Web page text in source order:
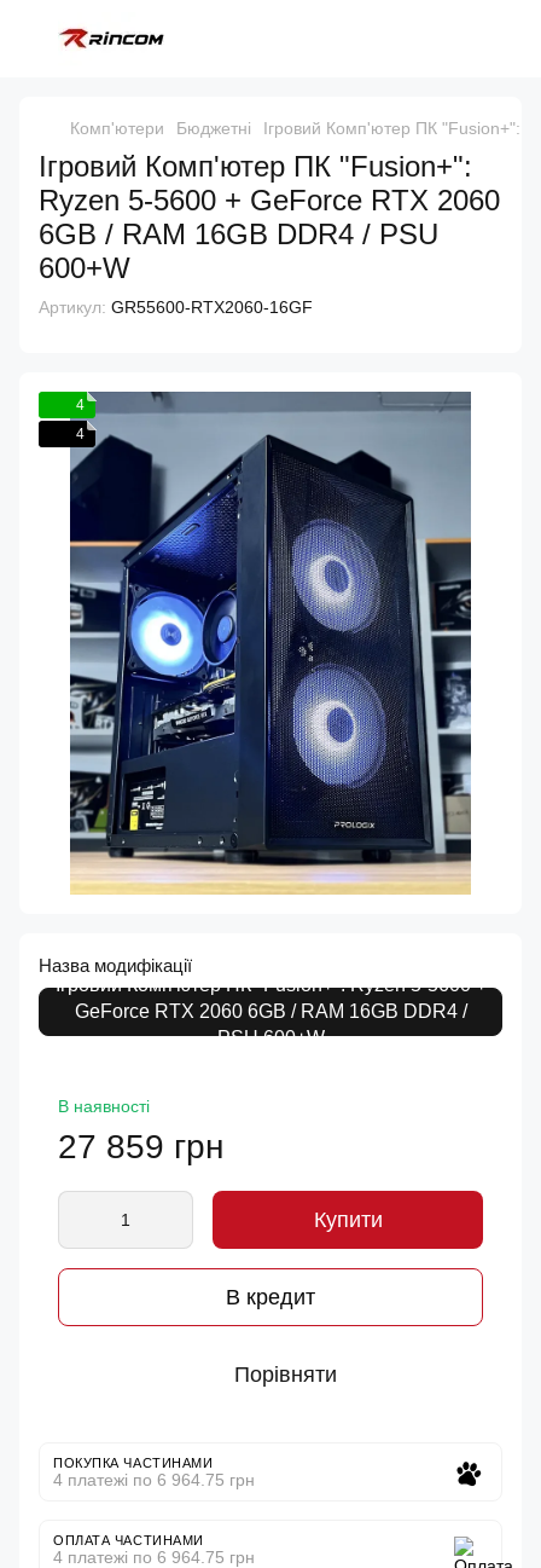
Комп'ютери Бюджетні Ігровий Комп'ютер ПК "Fusion+":
Ігровий Комп'ютер ПК "Fusion+":
Ryzen 5-5600 + GeForce RTX 2060
6GB / RAM 16GB DDR4 / PSU
600+W
Артикул: GR55600-RTX2060-16GF
4
4
Назва модифікації
Ігровий Комп'ютер ПК "Fusion+": Ryzen 5-5600 +
GeForce RTX 2060 6GB / RAM 16GB DDR4 /
PSU 600+W
В наявності
27 859 грн
Купити
В кредит
Порівняти
ПОКУПКА ЧАСТИНАМИ
4 платежі по 6 964.75 грн
ОПЛАТА ЧАСТИНАМИ
4 платежі по 6 964.75 грн